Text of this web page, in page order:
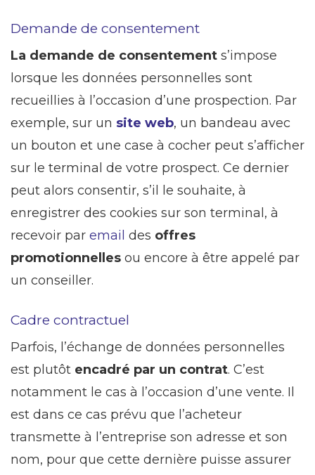
Demande de consentement
La demande de consentement s’impose
lorsque les données personnelles sont
recueillies à l’occasion d’une prospection. Par
exemple, sur un site web, un bandeau avec
un bouton et une case à cocher peut s’afficher
sur le terminal de votre prospect. Ce dernier
peut alors consentir, s’il le souhaite, à
enregistrer des cookies sur son terminal, à
recevoir par email des offres
promotionnelles ou encore à être appelé par
un conseiller.
Cadre contractuel
Parfois, l’échange de données personnelles
est plutôt encadré par un contrat. C’est
notamment le cas à l’occasion d’une vente. Il
est dans ce cas prévu que l’acheteur
transmette à l’entreprise son adresse et son
nom, pour que cette dernière puisse assurer